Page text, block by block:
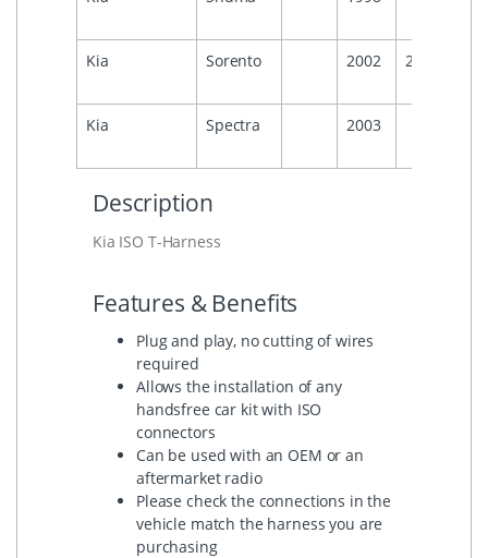
Kia Sorento 2002 2007
Kia Spectra 2003
Description
Kia ISO T-Harness
Features & Benefits
Plug and play, no cutting of wires
required
Allows the installation of any
handsfree car kit with ISO
connectors
Can be used with an OEM or an
aftermarket radio
Please check the connections in the
vehicle match the harness you are
purchasing